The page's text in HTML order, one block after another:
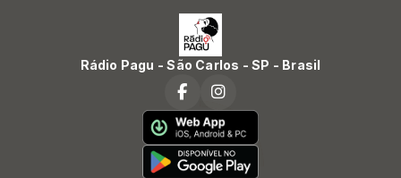
Rádio Pagu - São Carlos - SP - Brasil